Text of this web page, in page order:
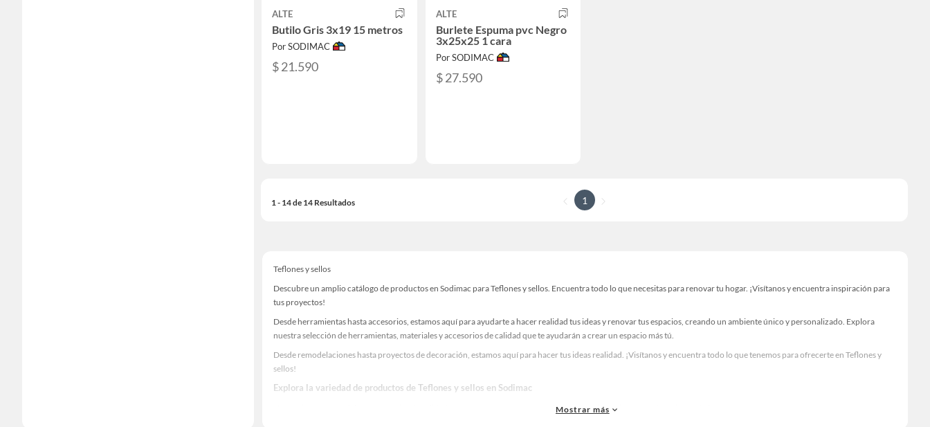
ALTE
Butilo Gris 3x19 15 metros
Por SODIMAC
$ 21.590
ALTE
Burlete Espuma pvc Negro
3x25x25 1 cara
Por SODIMAC
$ 27.590
1 - 14 de 14 Resultados 1
Teflones y sellos
Descubre un amplio catálogo de productos en Sodimac para Teflones y sellos. Encuentra todo lo que necesitas para renovar tu hogar. ¡Visítanos y encuentra inspiración para
tus proyectos!
Desde herramientas hasta accesorios, estamos aquí para ayudarte a hacer realidad tus ideas y renovar tus espacios, creando un ambiente único y personalizado. Explora
nuestra selección de herramientas, materiales y accesorios de calidad que te ayudarán a crear un espacio más tú.
Desde remodelaciones hasta proyectos de decoración, estamos aquí para hacer tus ideas realidad. ¡Visítanos y encuentra todo lo que tenemos para ofrecerte en Teflones y
sellos!
Explora la variedad de productos de Teflones y sellos en Sodimac
Herramientas, materiales y accesorios de calidad para tus proyectos y renovación de espacios. ¡Visítanos y descubre todo lo que tenemos para ofrecerte!
Mostrar más